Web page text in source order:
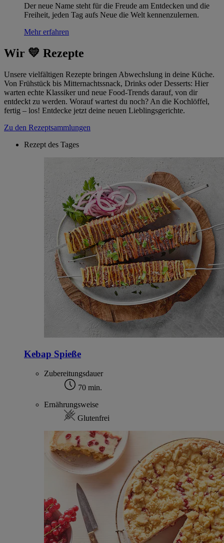
Der neue Name steht für die Freude am Entdecken und die
Freiheit, jeden Tag aufs Neue die Welt kennenzulernen.
Mehr erfahren
Wir 💛 Rezepte
Unsere vielfältigen Rezepte bringen Abwechslung in deine Küche.
Von Frühstück bis Mitternachtssnack, Drinks oder Desserts: Hier
warten echte Klassiker und neue Food-Trends darauf, von dir
entdeckt zu werden. Worauf wartest du noch? An die Kochlöffel,
fertig – los! Entdecke jetzt deine neuen Lieblingsgerichte.
Zu den Rezeptsammlungen
Rezept des Tages
Kebap Spieße
Zubereitungsdauer
70 min.
Ernährungsweise
Glutenfrei